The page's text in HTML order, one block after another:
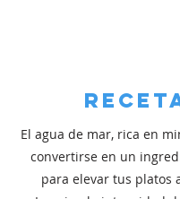
El agua de mar, rica en
convertirse en un
para elevar tus platos